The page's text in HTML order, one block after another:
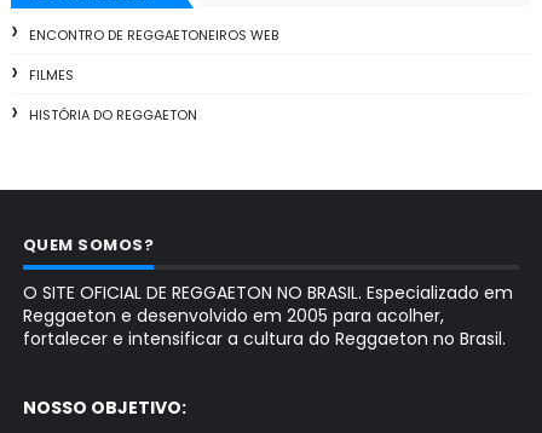
ENCONTRO DE REGGAETONEIROS WEB
FILMES
HISTÓRIA DO REGGAETON
QUEM SOMOS?
O SITE OFICIAL DE REGGAETON NO BRASIL. Especializado em
Reggaeton e desenvolvido em 2005 para acolher,
fortalecer e intensificar a cultura do Reggaeton no Brasil.
NOSSO OBJETIVO: